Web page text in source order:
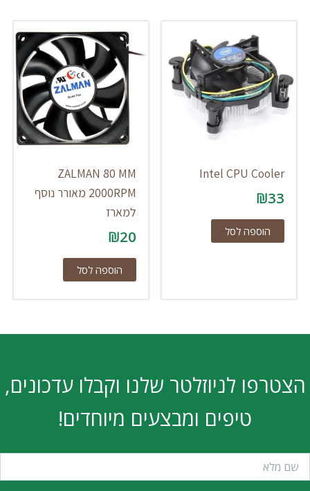
Intel CPU Cooler
₪33
הוספה לסל
ZALMAN 80 MM
2000RPM מאורר נוסף
למארז
₪20
הוספה לסל
הצטרפו לניוזלטר שלנו וקבלו עדכונים,
טיפים ומבצעים מיוחדים!